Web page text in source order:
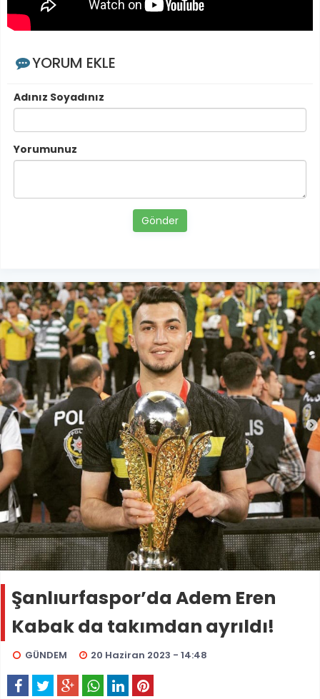
YORUM EKLE
Adınız Soyadınız
Yorumunuz
Gönder
Şanlıurfaspor’da Adem Eren
Kabak da takımdan ayrıldı!
GÜNDEM 20 Haziran 2023 - 14:48